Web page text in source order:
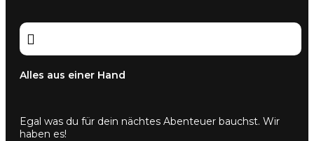
werden

Alles aus einer Hand
Egal was du für dein nächtes Abenteuer bauchst. Wir
haben es!